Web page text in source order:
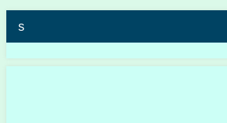
ーシアより解説
s